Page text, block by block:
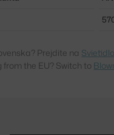
Prejdite na
from the EU? Switch to